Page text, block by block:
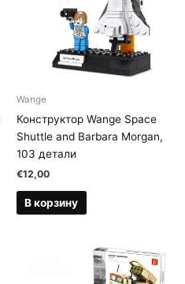
Wange
Конструктор Wange Space
Shuttle and Barbara Morgan,
103 детали
€12,00
В корзину